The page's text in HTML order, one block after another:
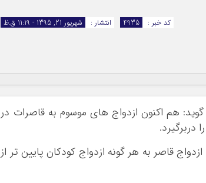
انتشار :
شهریور 21, 1395 - 11:19 ق.ظ کد خبر : 4935
هم اکنون ازدواج های موسوم به قاصرات در
قاصر به هر گونه ازدواج کودکان پایین تر از